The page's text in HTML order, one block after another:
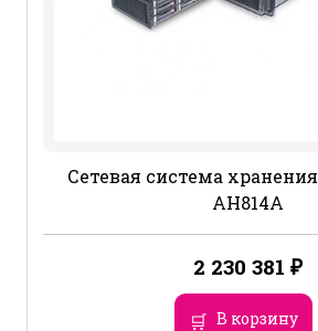
Сетевая система
AH814A
2 230 381 ₽
В корзину